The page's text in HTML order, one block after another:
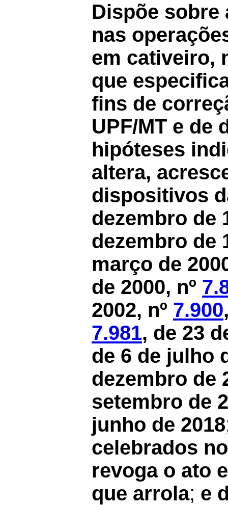
Dispõe sobre
nas
em cativeiro,
que
fins de
UPF/MT e de
hipóteses
altera,
dispositivos
dezembro de
dezembro de
março de
de 2000, nº
2002, nº 7.900
7.981, de 23
de 6 de julho
dezembro de
setembro de
junho de 2018
celebrados
revoga o ato
que arrola; e